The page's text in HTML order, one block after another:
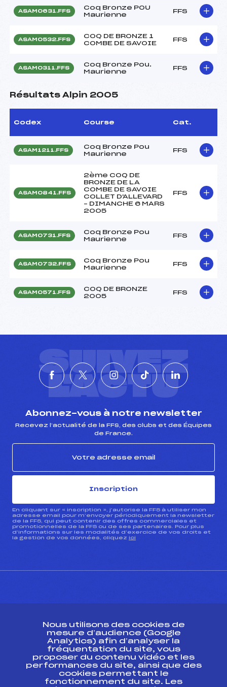
ASAM0631.FFS
Coq Bronze POU
Maurienne
FFS
ASAM0532.FFS
COQ DE BRONZE 1
COMBE DE SAVOIE
FFS
ASAM0311.FFS
Coq Bronze Pou.
Maurienne
FFS
Résultats Alpin 2005
Codex Course Cat.
ASAM1211.FFS
Coq Bronze Pou
Maurienne
FFS
ASAM0841.FFS
2ème COQ DE
BRONZE DE LA
COMBE DE SAVOIE
COLLET D'ALLEVARD
– DIMANCHE 6 MARS
2005
FFS
ASAM0731.FFS
Coq Bronze Pou
Maurienne
FFS
ASAM0732.FFS
Coq Bronze Pou
Maurienne
FFS
ASAM0571.FFS
COQ DE BRONZE
2005
FFS
SUIVEZ
L'ACTU
Abonnez-vous à notre newsletter
Recevez l’actualité de la FFS, des clubs et des Équipes
de France.
Inscription
En cliquant sur « inscription », j’autorise la FFS à utiliser mon
adresse email pour m’envoyer périodiquement la newsletter
de la FFS, qui peut contenir des offres commerciales et
promotionnelles de la FFS ou de ses partenaires. Pour plus
d’informations sur les modalités d’exercice de vos droits et
la gestion de vos données, cliquez ici
ESPACE PRESSE
Ressources
Pass’Neige
Projet sportif fédéral
Nous utilisons des cookies de
mesure d’audience (Google
Analytics) afin d’analyser la
fréquentation du site, vous
proposer du contenu vidéo et les
performances du site, ainsi que des
cookies permettant le
fonctionnement du site. Les